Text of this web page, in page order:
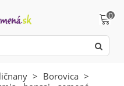
0
> Borovica >